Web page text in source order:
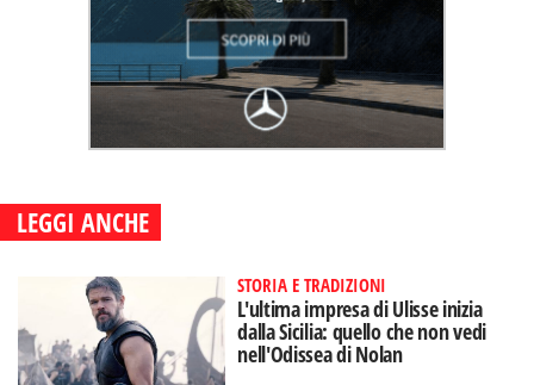
LEGGI ANCHE
STORIA E TRADIZIONI
L'ultima impresa di Ulisse inizia
dalla Sicilia: quello che non vedi
nell'Odissea di Nolan